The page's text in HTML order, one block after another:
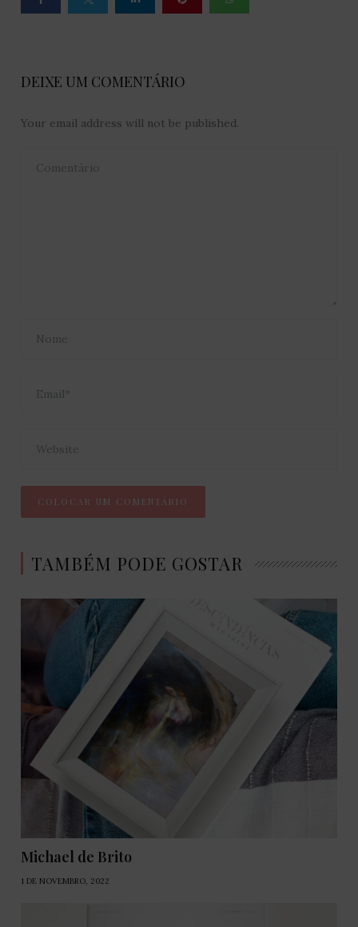
DEIXE UM COMENTÁRIO
Your email address will not be published.
TAMBÉM PODE GOSTAR
Michael de Brito
1 DE NOVEMBRO, 2022